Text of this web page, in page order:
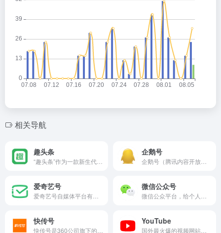
相关导航
趣头条 企鹅号
爱奇艺号 微信公众号
快传号 YouTube